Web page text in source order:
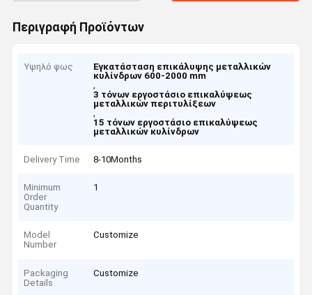
Περιγραφή Προϊόντων
Υψηλό φως
Εγκατάσταση επικάλυψης μεταλλικών
κυλίνδρων 600-2000 mm
,
3 τόνων εργοστάσιο επικαλύψεως
μεταλλικών περιτυλίξεων
,
15 τόνων εργοστάσιο επικαλύψεως
μεταλλικών κυλίνδρων
Delivery Time 8-10Months
Minimum
Order
Quantity
1
Model
Number
Customize
Packaging
Details
Customize